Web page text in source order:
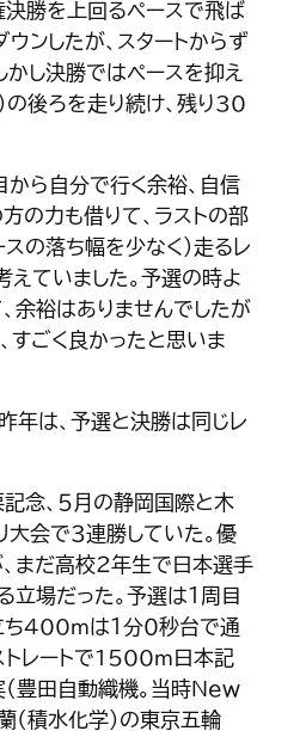
勝を上回るペースで飛ば
ウンしたが、スタートからず
かし決勝ではペースを抑え
の後ろを走り続け、残り30
から自分で行く余裕、自信
の力も借りて、ラストの部
スの落ち幅を少なく）走るレ
えていました。予選の時よ
余裕はありませんでしたが
すごく良かったと思いま
年は、予選と決勝は同じレ
念、５月の静岡国際と木
大会で３連勝していた。優
まだ高校２年生で日本選手
立場だった。予選は１周目
400ｍは１分０秒台で通
トレートで1500ｍ日本記
豊田自動織機。当時New
（積水化学）の東京五輪